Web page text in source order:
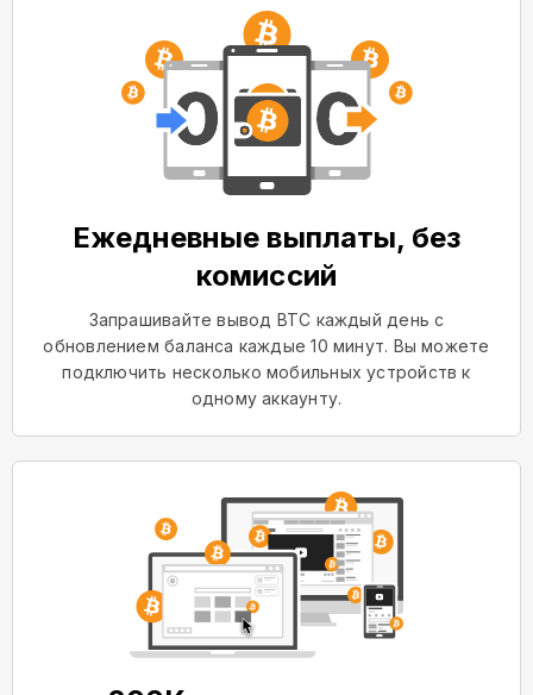
Ежедневные выплаты, без
комиссий
Запрашивайте вывод BTC каждый день с
обновлением баланса каждые 10 минут. Вы можете
подключить несколько мобильных устройств к
одному аккаунту.